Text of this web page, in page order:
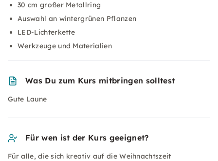
30 cm großer Metallring
Auswahl an wintergrünen Pflanzen
LED-Lichterkette
Werkzeuge und Materialien
Was Du zum Kurs mitbringen solltest
Gute Laune
Für wen ist der Kurs geeignet?
Für alle, die sich kreativ auf die Weihnachtszeit